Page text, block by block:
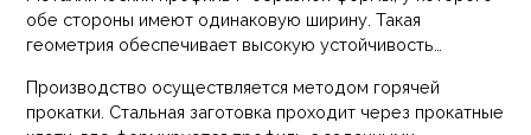
обе стороны имеют одинаковую ширину. Такая
геометрия обеспечивает высокую устойчивость
Производство осуществляется методом горячей
прокатки. Стальная заготовка проходит через прокатные